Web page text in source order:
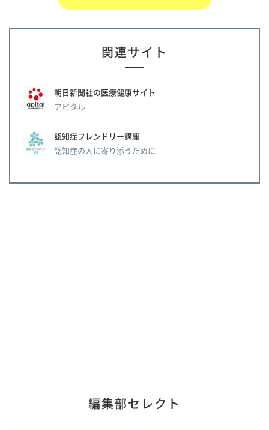
関連サイト
朝日新聞社の医療健康サイト
アピタル
認知症フレンドリー講座
認知症の人に寄り添うために
編集部セレクト